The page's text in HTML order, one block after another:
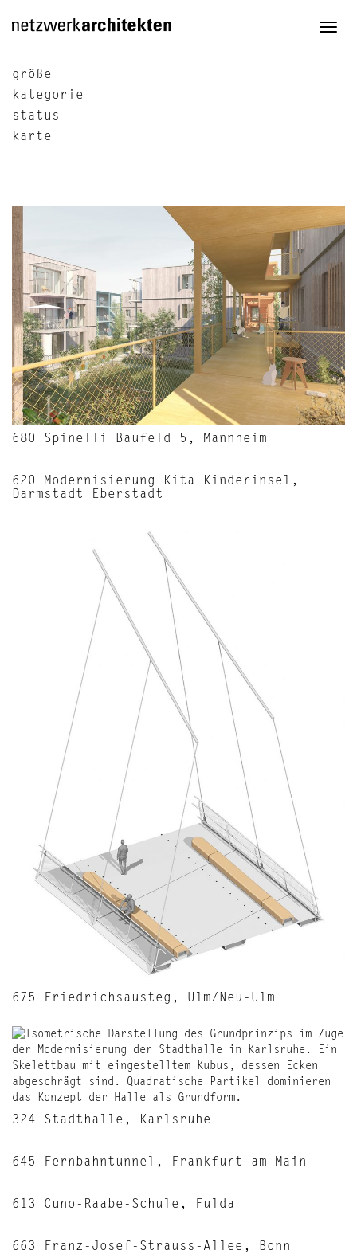
größe
kategorie
status
karte
680 Spinelli Baufeld 5, Mannheim
620 Modernisierung Kita Kinderinsel,
Darmstadt Eberstadt
675 Friedrichsausteg, Ulm/Neu-Ulm
324 Stadthalle, Karlsruhe
645 Fernbahntunnel, Frankfurt am Main
613 Cuno-Raabe-Schule, Fulda
663 Franz-Josef-Strauss-Allee, Bonn